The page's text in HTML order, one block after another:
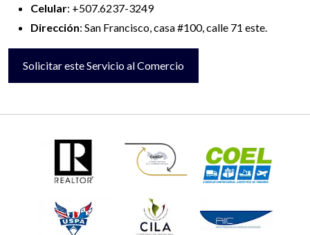
Celular: +507.6237-3249
Dirección: San Francisco, casa #100, calle 71 este.
Solicitar este Servicio al Comercio